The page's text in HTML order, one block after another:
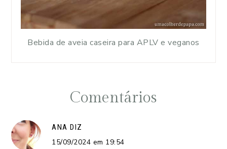
Bebida de aveia caseira para APLV e veganos
Comentários
ANA DIZ
15/09/2024 em 19:54